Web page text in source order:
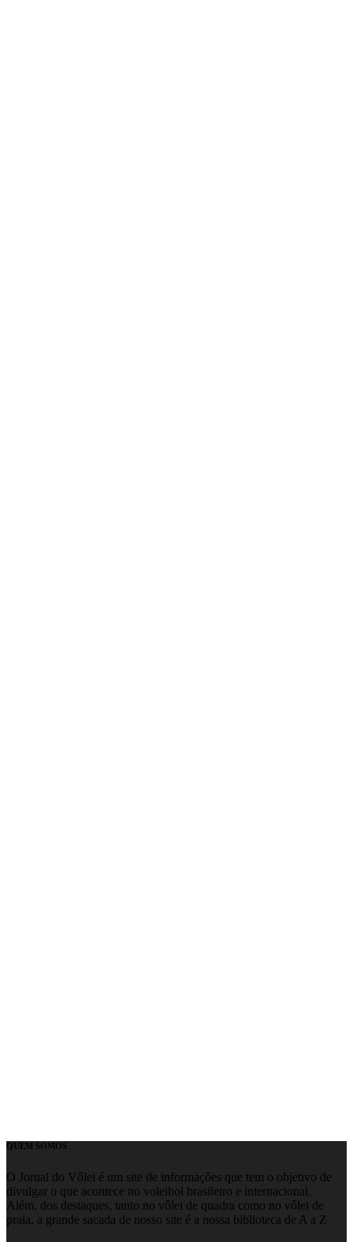
QUEM SOMOS
O Jornal do Vôlei é um site de informações que tem o objetivo de
divulgar o que acontece no voleibol brasileiro e internacional.
Além, dos destaques, tanto no vôlei de quadra como no vôlei de
praia, a grande sacada de nosso site é a nossa biblioteca de A a Z